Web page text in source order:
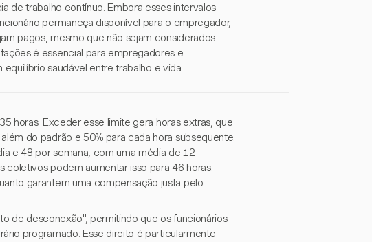
de trabalho contínuo. Embora esses intervalos
permaneça disponível para o empregador,
pagos, mesmo que não sejam considerados
é essencial para empregadores e
saudável entre trabalho e vida.
horas. Exceder esse limite gera horas extras, que
do padrão e 50% para cada hora subsequente.
e 48 por semana, com uma média de 12
podem aumentar isso para 46 horas.
garantem uma compensação justa pelo
de desconexão", permitindo que os funcionários
programado. Esse direito é particularmente